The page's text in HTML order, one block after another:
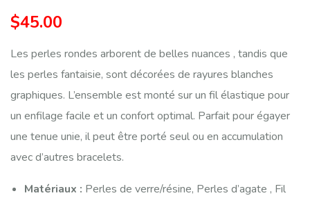
$45.00
Les perles rondes arborent de belles nuances , tandis que
les perles fantaisie, sont décorées de rayures blanches
graphiques. L’ensemble est monté sur un fil élastique pour
un enfilage facile et un confort optimal. Parfait pour égayer
une tenue unie, il peut être porté seul ou en accumulation
avec d’autres bracelets.
Matériaux : Perles de verre/résine, Perles d’agate , Fil